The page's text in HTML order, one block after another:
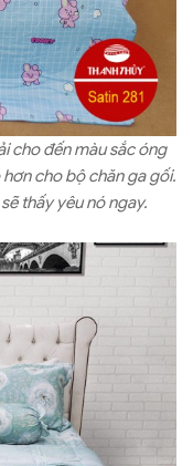
cho đến màu sắc óng
cho bộ chăn ga gối.
thấy yêu nó ngay.